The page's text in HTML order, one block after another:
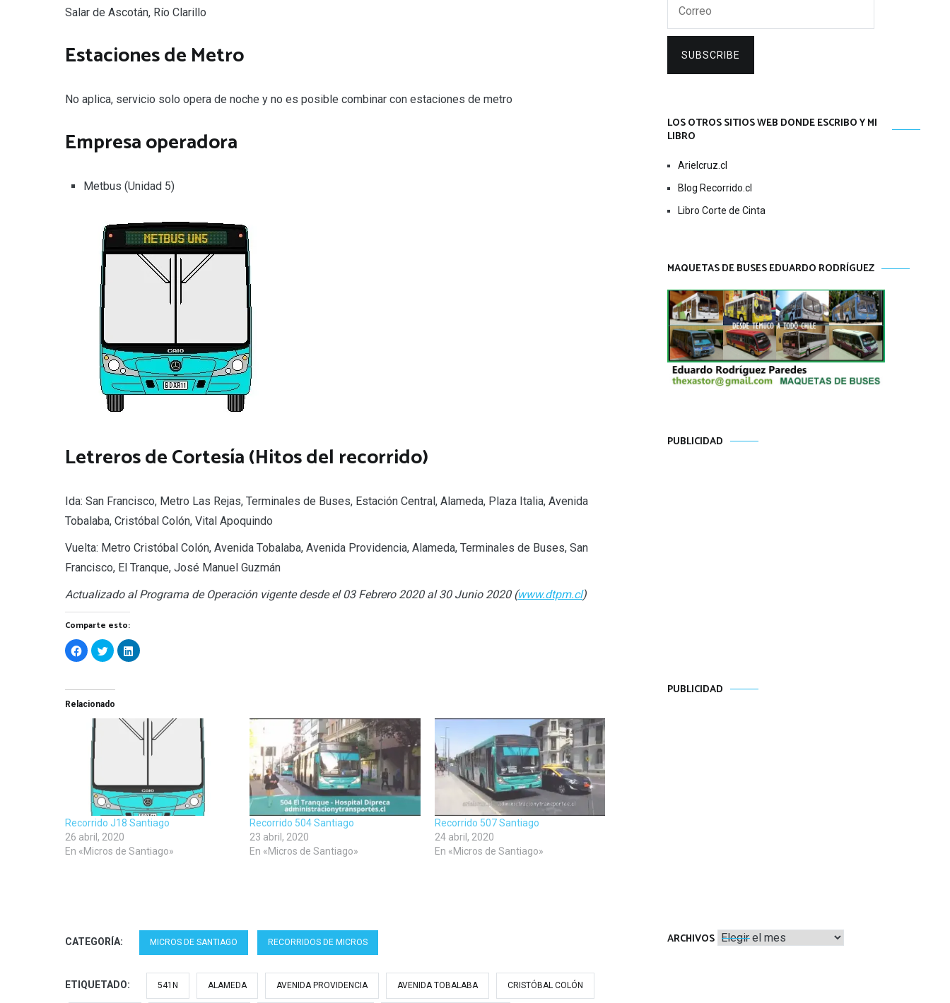
Salar de Ascotán, Río Clarillo
Estaciones de Metro
No aplica, servicio solo opera de noche y no es posible combinar con estaciones de metro
Empresa operadora
Metbus (Unidad 5)
Letreros de Cortesía (Hitos del recorrido)
Ida: San Francisco, Metro Las Rejas, Terminales de Buses, Estación Central, Alameda, Plaza Italia, Avenida
Tobalaba, Cristóbal Colón, Vital Apoquindo
Vuelta: Metro Cristóbal Colón, Avenida Tobalaba, Avenida Providencia, Alameda, Terminales de Buses, San
Francisco, El Tranque, José Manuel Guzmán
Actualizado al Programa de Operación vigente desde el 03 Febrero 2020 al 30 Junio 2020 (www.dtpm.cl)
Comparte esto:
Haz
clic
para
Facebook
(Se
abre
en
una
nueva)
Haz
clic
para
Twitter
(Se
abre
una
ventana
Haz
clic
una
ventana
nueva)
Relacionado
Recorrido J18 Santiago
26 abril, 2020
En «Micros de Santiago»
Recorrido 504 Santiago
23 abril, 2020
En «Micros de Santiago»
Recorrido 507 Santiago
24 abril, 2020
En «Micros de Santiago»
CATEGORÍA: MICROS DE SANTIAGO RECORRIDOS DE MICROS
ETIQUETADO: 541N ALAMEDA AVENIDA PROVIDENCIA AVENIDA TOBALABA CRISTÓBAL COLÓN
SUBSCRIBE
LOS OTROS SITIOS WEB DONDE ESCRIBO Y MI
LIBRO
Arielcruz.cl
Blog Recorrido.cl
Libro Corte de Cinta
MAQUETAS DE BUSES EDUARDO RODRÍGUEZ
PUBLICIDAD
PUBLICIDAD
ARCHIVOS Archivos